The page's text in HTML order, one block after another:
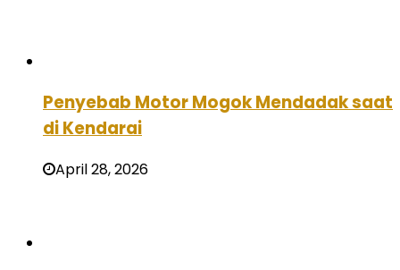
Penyebab Motor Mogok Mendadak saat
di Kendarai
April 28, 2026